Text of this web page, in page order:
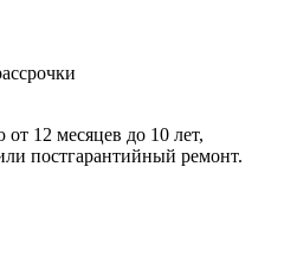
12 месяцев до 10 лет,
постгарантийный ремонт.